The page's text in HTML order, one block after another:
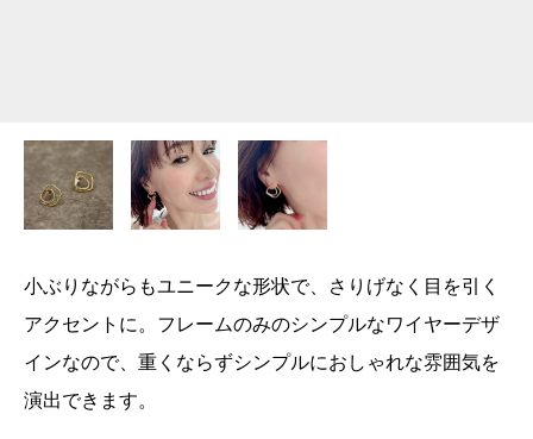
小ぶりながらもユニークな形状で、さりげなく目を引く
アクセントに。フレームのみのシンプルなワイヤーデザ
インなので、重くならずシンプルにおしゃれな雰囲気を
演出できます。